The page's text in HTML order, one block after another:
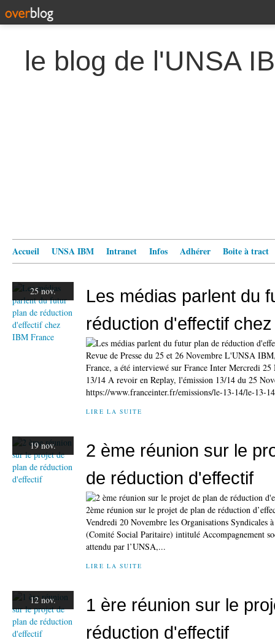
le blog de l'UNSA
Accueil UNSA IBM Intranet Infos Adhérer Boite à tract
25 nov.
Les médias parlent du
réduction d'effectif
Revue de Presse du 25 et 26 Novembre L'UNSA
France, a été interviewé sur France Inter Mercredi 25
13/14 A revoir en Replay, l'émission 13/14 du 25
https://www.franceinter.fr/emissions/le-13-14/le-13-
LIRE LA SUITE
19 nov.
2 ème réunion sur le
de réduction d'effectif
2ème réunion sur le projet de plan de réduction
Vendredi 20 Novembre les Organisations Syndicales
(Comité Social Paritaire) intitulé Accompagnement
attendu par l’UNSA,...
LIRE LA SUITE
12 nov.
1 ère réunion sur le
réduction d'effectif